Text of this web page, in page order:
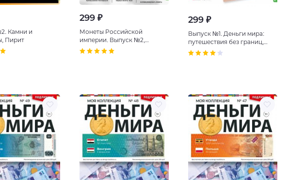
Камни и
Пирит
299 ₽
Монеты Российской
империи. Выпуск №2,
Копейка 1724 года. Эпоха
299 ₽
Выпуск №1. Деньги мира:
путешествия без границ,
банкнота 5 боливаров
(Венесуэла), монета 5